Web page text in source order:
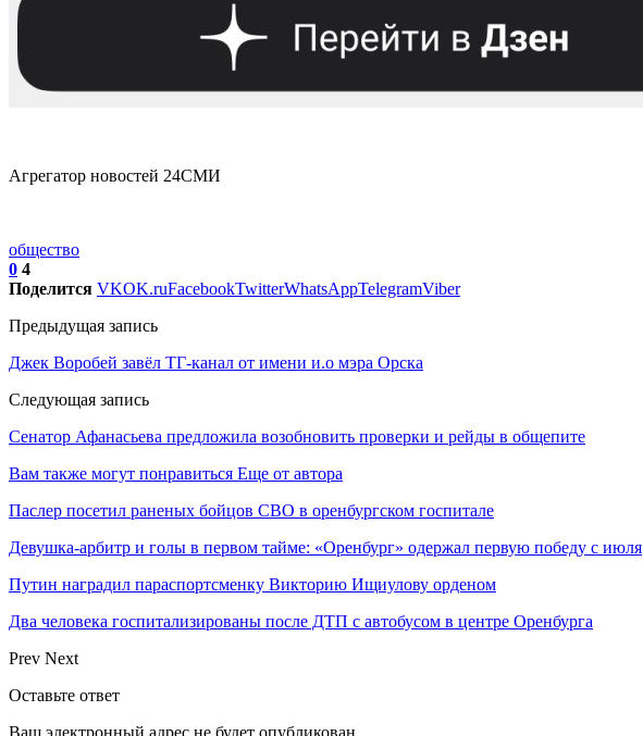
Агрегатор новостей 24СМИ
общество
0 4
Поделится VKOK.ruFacebookTwitterWhatsAppTelegramViber
Предыдущая запись
Джек Воробей завёл ТГ-канал от имени и.о мэра Орска
Следующая запись
Сенатор Афанасьева предложила возобновить проверки и рейды в общепите
Вам также могут понравиться Еще от автора
Паслер посетил раненых бойцов СВО в оренбургском госпитале
Девушка-арбитр и голы в первом тайме: «Оренбург» одержал первую победу с июля
Путин наградил параспортсменку Викторию Ищиулову орденом
Два человека госпитализированы после ДТП с автобусом в центре Оренбурга
Prev Next
Оставьте ответ
Ваш электронный адрес не будет опубликован.